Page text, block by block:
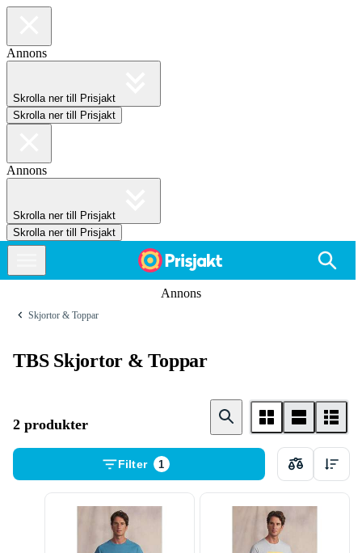
Annons
Skrolla ner till Prisjakt
Skrolla ner till Prisjakt
Annons
Skrolla ner till Prisjakt
Skrolla ner till Prisjakt
Annons
Skjortor & Toppar
TBS Skjortor & Toppar
2 produkter
Filter 1